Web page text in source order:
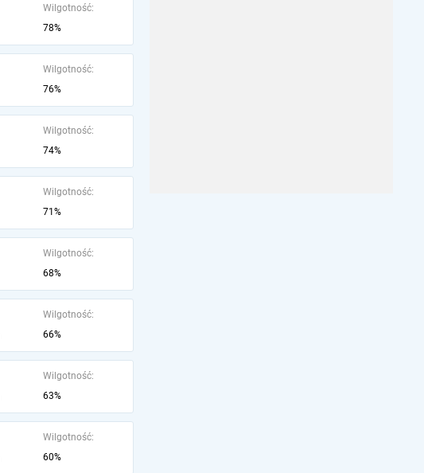
Wilgotność:
78%
Wilgotność:
76%
Wilgotność:
74%
Wilgotność:
71%
Wilgotność:
68%
Wilgotność:
66%
Wilgotność:
63%
Wilgotność:
60%